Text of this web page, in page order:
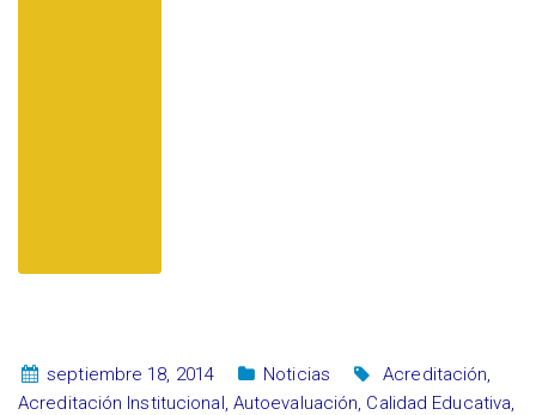
septiembre 18, 2014 Noticias Acreditación,
Acreditación Institucional, Autoevaluación, Calidad Educativa,